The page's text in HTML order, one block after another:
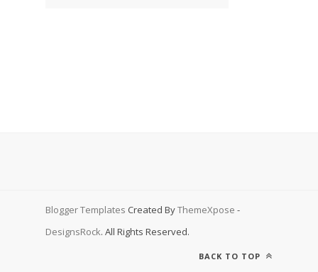
Blogger Templates Created ByThemeXpose -
DesignsRock. All Rights Reserved.
BACK TO TOP